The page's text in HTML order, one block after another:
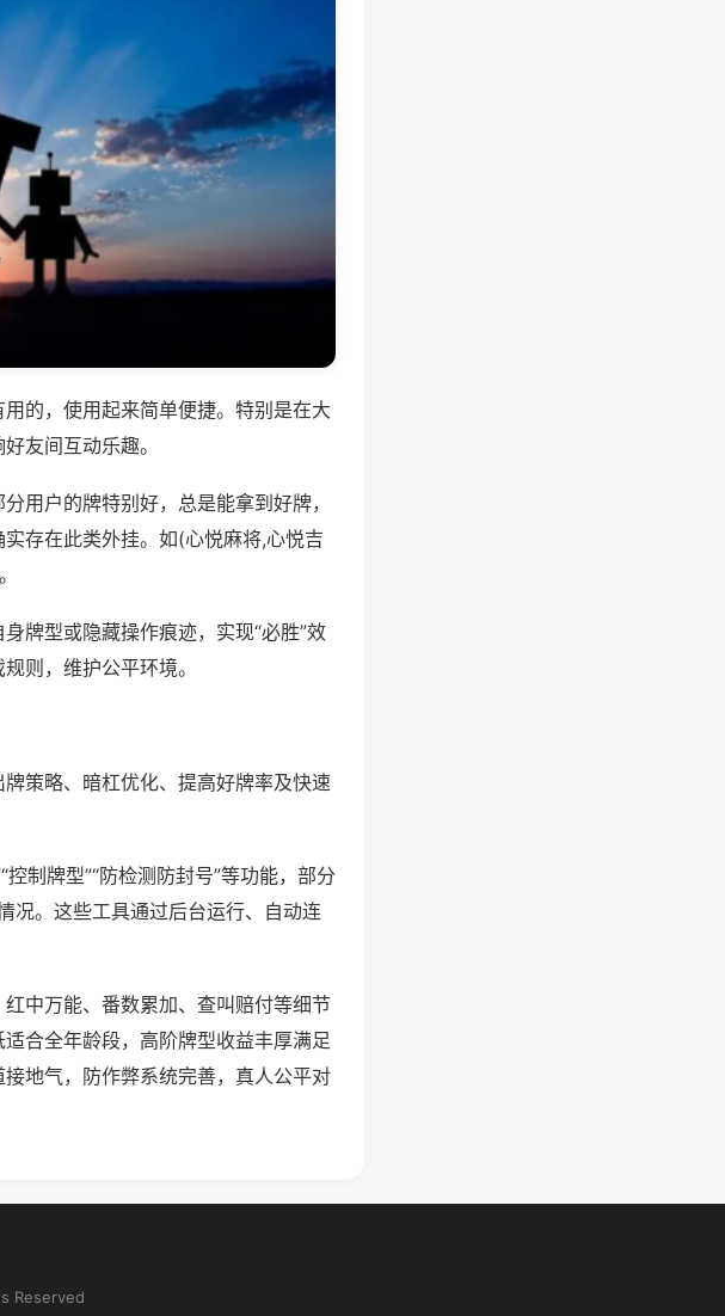
的，使用起来简单便捷。特别是在大
友间互动乐趣。
用户的牌特别好，总是能拿到好牌，
存在此类外挂。如(心悦麻将,心悦吉
牌型或隐藏操作痕迹，实现“必胜”效
则，维护公平环境。
策略、暗杠优化、提高好牌率及快速
制牌型”“防检测防封号”等功能，部分
况。这些工具通过后台运行、自动连
中万能、番数累加、查叫赔付等细节
合全年龄段，高阶牌型收益丰厚满足
地气，防作弊系统完善，真人公平对
Reserved